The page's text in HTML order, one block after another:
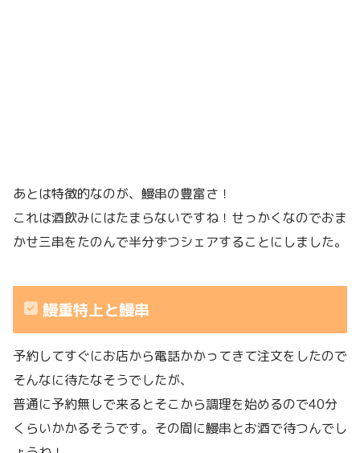
あとは特徴的なのが、鰻串の豊富さ！
これは酒飲みにはたまらないですね！せっかくなのでおま
かせ三串をたのんで半分ずつシェアすることにしました。
鰻重特上と鰻串
予約してすぐにお店から電話かかってきて注文をしたので
そんなに待たなそうでしたが、
普通に予約無しで来るとそこから調理を始めるので40分
くらいかかるそうです。その間に鰻串とお酒で待つんでし